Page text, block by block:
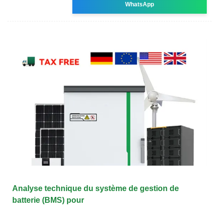
WhatsApp
Analyse technique du système de gestion de
batterie (BMS) pour